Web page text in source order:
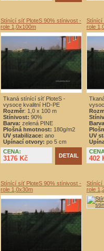
Stínící síť PloteS 90% stínivost -
role 1,0x100m
Stínící
role
Tkaná stínící síť PloteS -
vysoce kvalitní HD-PE
Rozměr: 1,0 x 100 m
Stínivost: 90%
Barva: zelená PINE
Plošná hmotnost: 180g/m2
UV stabilizace: ano
Upínací otvory: po 5 cm
UV
CENA:
3176 Kč DETAIL 402
Stínící síť PloteS 90% stínivost -
role 1,0x30m
Stínící
role